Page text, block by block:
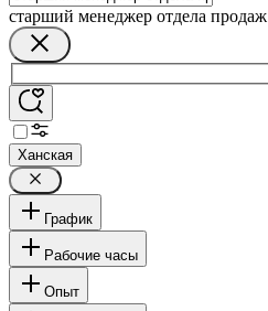
старший менеджер отдела продаж
Ханская
График
Рабочие часы
Опыт